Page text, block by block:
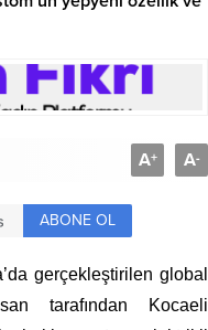
A+ A-
ABONE OL
gerçekleştirilen global
tarafından Kocaeli